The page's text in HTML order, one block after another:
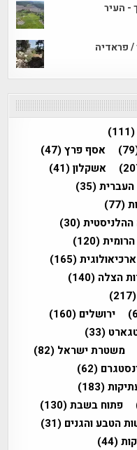
- העיר
/ פראדיה
(111)
אסף פרץ(47)
אשקלון(41)
העברית(35)
(77)
(30)
(120)
(165)
הצלה (140)
(217)
ירושלים (160)
(33)
משטרת ישראל (82)
(62)
(183)
פתוח בשבת(130)
הטבע והגנים (31)
(44)